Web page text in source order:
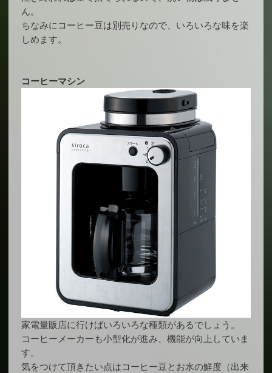
ん。
ちなみにコーヒー豆は別売りなので、いろいろな味を楽
しめます。
コーヒーマシン
家電量販店に行けばいろいろな種類があるでしょう。
コーヒーメーカーも小型化が進み、機能が向上していま
す。
気をつけて頂きたい点はコーヒー豆とお水の鮮度（出来